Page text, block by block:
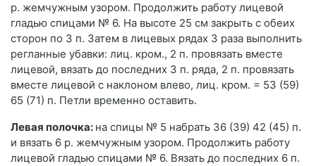
р. жемчужным узором. Продолжить работу лицевой
гладью спицами № 6. На высоте 25 см закрыть с обеих
сторон по 3 п. Затем в лицевых рядах 3 раза выполнить
регланные убавки: лиц. кром., 2 п. провязать вместе
лицевой, вязать до последних 3 п. ряда, 2 п. провязать
вместе лицевой с наклоном влево, лиц. кром. = 53 (59)
65 (71) п. Петли временно оставить.
Левая полочка: на спицы № 5 набрать 36 (39) 42 (45) п.
и вязать 6 р. жемчужным узором. Продолжить работу
лицевой гладью спицами № 6. Вязать до последних 6 п.